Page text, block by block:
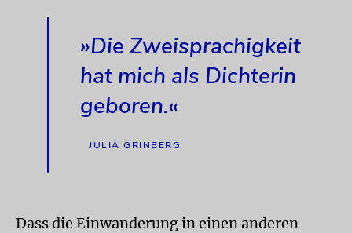
»Die Zweisprachigkeit
hat mich als Dichterin
geboren.«
JULIA GRINBERG
Dass die Einwanderung in einen anderen